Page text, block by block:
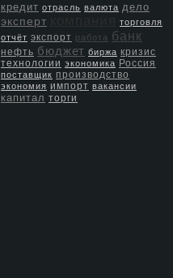
кредит отрасль валюта дело
эксперт
торговля
отчёт экспорт работа банк
нефть бюджет биржа кризис
технологии экономика Россия
поставщик производство
экономия импорт вакансии
капитал торги